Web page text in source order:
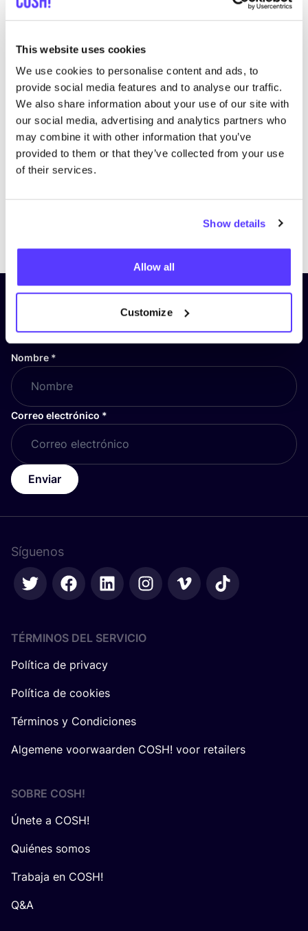
This website uses cookies
We use cookies to personalise content and ads, to
provide social media features and to analyse our traffic.
We also share information about your use of our site with
our social media, advertising and analytics partners who
may combine it with other information that you’ve
provided to them or that they’ve collected from your use
of their services.
Show details
Allow all
Customize
PreviousNext
¡Suscríbete a nuestro boletín
y mantente informado!
Nombre *
Correo electrónico *
Enviar
Síguenos
TÉRMINOS DEL SERVICIO
Política de privacy
Política de cookies
Términos y Condiciones
Algemene voorwaarden COSH! voor retailers
SOBRE COSH!
Únete a COSH!
Quiénes somos
Trabaja en COSH!
Q&A